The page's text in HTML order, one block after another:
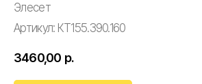
Элесет
Артикул: КТ155.390.160
3460,00 р.